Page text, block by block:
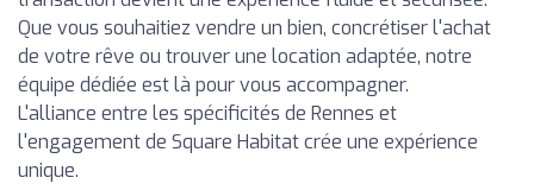
Que vous souhaitiez vendre un bien, concrétiser l'achat
de votre rêve ou trouver une location adaptée, notre
équipe dédiée est là pour vous accompagner.
L'alliance entre les spécificités de Rennes et
l'engagement de Square Habitat crée une expérience
unique.